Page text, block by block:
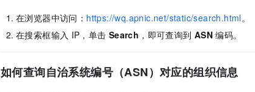
在浏览器中访问： https://wq.apnic.net/static/search.html。
在搜索框输入 IP，单击 Search ，即可查询到 ASN 编码。
如何查询自治系统编号（ASN）对应的组织信息